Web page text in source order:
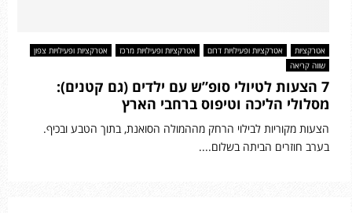
אטרקציות אטרקציות ופעילויות דרום אטרקציות ופעילויות מרכז
אטרקציות ופעילויות צפון
שווה קריאה
7 הצעות לטיולי סופ”ש עם ילדים (גם קטנים):
מסלולי הליכה וטיפוס ברחבי הארץ
הצעות מקוריות לבילוי הרחק מההמולה הסואנת, בתוך הטבע ובכיף.
בערב חוזרים הביתה בשלום....